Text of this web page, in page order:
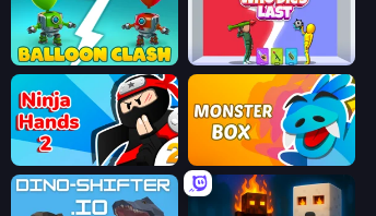
Balloon Clash Who Dies Last?
Ninja Hands 2 Monster Box